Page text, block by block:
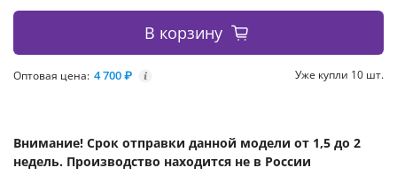
В корзину
Оптовая цена: 4 700 ₽ i Уже купли 10 шт.
Внимание! Срок отправки данной модели от 1,5 до 2
недель. Производство находится не в России